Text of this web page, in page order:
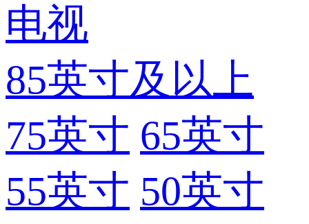
电视
85英寸及以上
75英寸 65英寸
55英寸 50英寸